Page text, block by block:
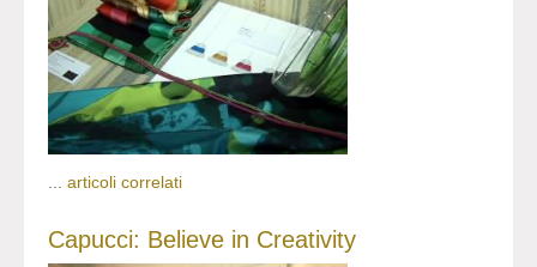
... articoli correlati
Capucci: Believe in Creativity